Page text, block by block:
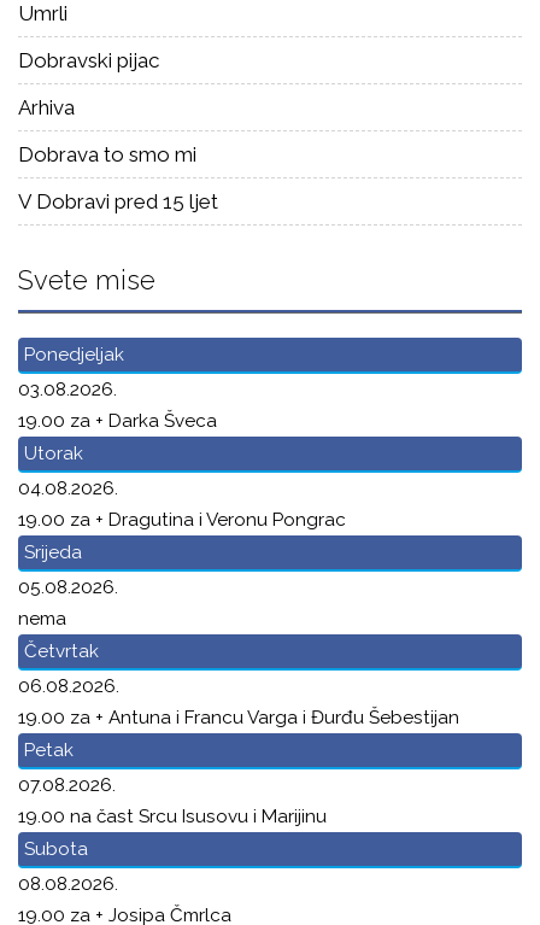
Umrli
Dobravski pijac
Arhiva
Dobrava to smo mi
V Dobravi pred 15 ljet
Svete mise
Ponedjeljak
03.08.2026.
19.00 za + Darka Šveca
Utorak
04.08.2026.
19.00 za + Dragutina i Veronu Pongrac
Srijeda
05.08.2026.
nema
Četvrtak
06.08.2026.
19.00 za + Antuna i Francu Varga i Đurđu Šebestijan
Petak
07.08.2026.
19.00 na čast Srcu Isusovu i Marijinu
Subota
08.08.2026.
19.00 za + Josipa Čmrlca